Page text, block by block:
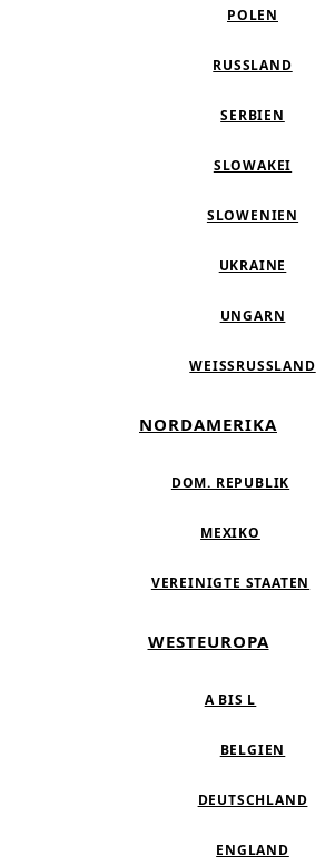
POLEN
RUSSLAND
SERBIEN
SLOWAKEI
SLOWENIEN
UKRAINE
UNGARN
WEISSRUSSLAND
NORDAMERIKA
DOM. REPUBLIK
MEXIKO
VEREINIGTE STAATEN
WESTEUROPA
A BIS L
BELGIEN
DEUTSCHLAND
ENGLAND